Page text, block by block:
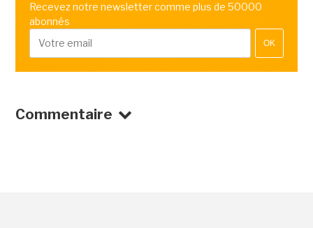
Recevez notre newsletter comme plus de 50000
abonnés
OK
Commentaire